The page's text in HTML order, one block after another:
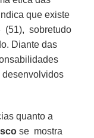
que existe
(51), sobretudo
Diante das
desenvolvidos
quanto a
se mostra